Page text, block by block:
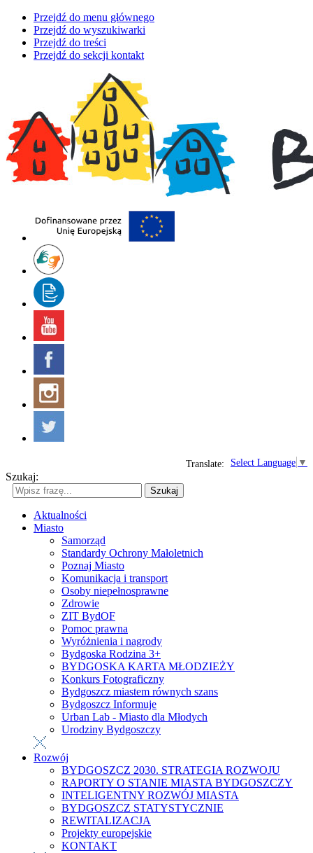
Przejdź do menu głównego
Przejdź do wyszukiwarki
Przejdź do treści
Przejdź do sekcji kontakt
Select Language ▼
Translate:
Szukaj:
Szukaj
Aktualności
Miasto
Samorząd
Standardy Ochrony Małoletnich
Poznaj Miasto
Komunikacja i transport
Osoby niepełnosprawne
Zdrowie
ZIT BydOF
Pomoc prawna
Wyróżnienia i nagrody
Bydgoska Rodzina 3+
BYDGOSKA KARTA MŁODZIEŻY
Konkurs Fotograficzny
Bydgoszcz miastem równych szans
Bydgoszcz Informuje
Urban Lab - Miasto dla Młodych
Urodziny Bydgoszczy
Rozwój
BYDGOSZCZ 2030. STRATEGIA ROZWOJU
RAPORTY O STANIE MIASTA BYDGOSZCZY
INTELIGENTNY ROZWÓJ MIASTA
BYDGOSZCZ STATYSTYCZNIE
REWITALIZACJA
Projekty europejskie
KONTAKT